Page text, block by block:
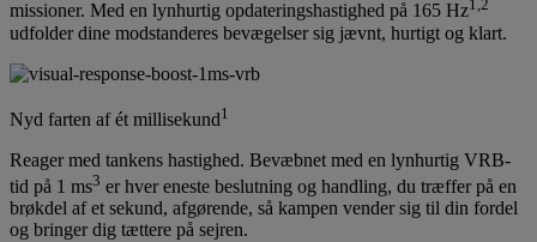
missioner. Med en lynhurtig opdateringshastighed på 165 Hz1,2
udfolder dine modstanderes bevægelser sig jævnt, hurtigt og klart.
Nyd farten af ét millisekund1
Reager med tankens hastighed. Bevæbnet med en lynhurtig VRB-
tid på 1 ms3 er hver eneste beslutning og handling, du træffer på en
brøkdel af et sekund, afgørende, så kampen vender sig til din fordel
og bringer dig tættere på sejren.